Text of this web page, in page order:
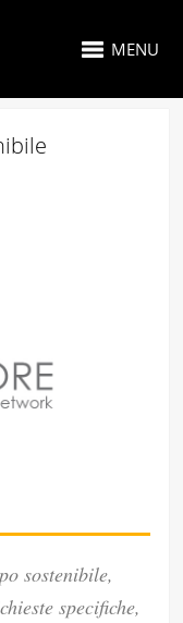
MENU
sostenibile,
specifiche,